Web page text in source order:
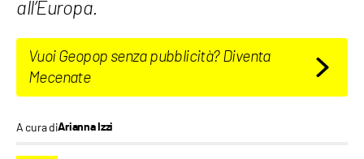
all’Europa.
Vuoi Geopop senza pubblicità? Diventa
Mecenate
A cura diArianna Izzi